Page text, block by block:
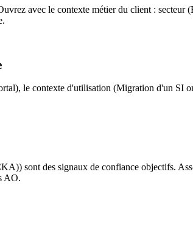
avec le contexte métier du client :
le contexte d'utilisation (Migration d'un
sont des signaux de confiance objectifs.
AO.